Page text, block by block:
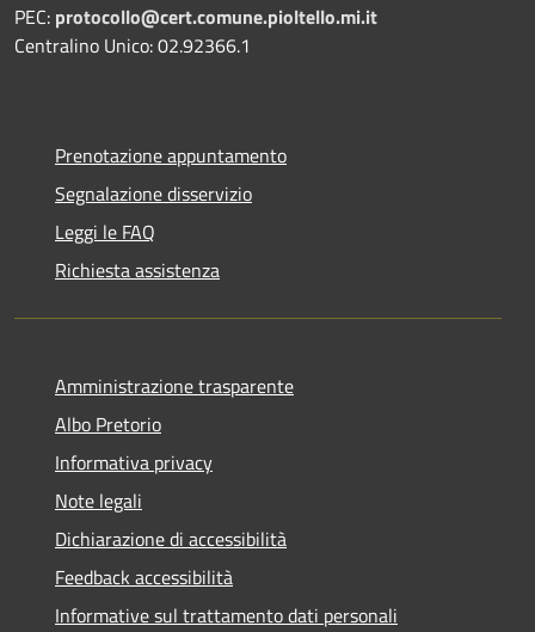
PEC: protocollo@cert.comune.pioltello.mi.it
Centralino Unico: 02.92366.1
Prenotazione appuntamento
Segnalazione disservizio
Leggi le FAQ
Richiesta assistenza
Amministrazione trasparente
Albo Pretorio
Informativa privacy
Note legali
Dichiarazione di accessibilità
Feedback accessibilità
Informative sul trattamento dati personali